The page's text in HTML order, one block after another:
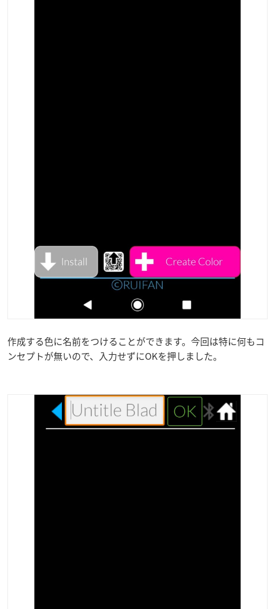
作成する色に名前をつけることができます。今回は特に何もコ
ンセプトが無いので、入力せずにOKを押しました。